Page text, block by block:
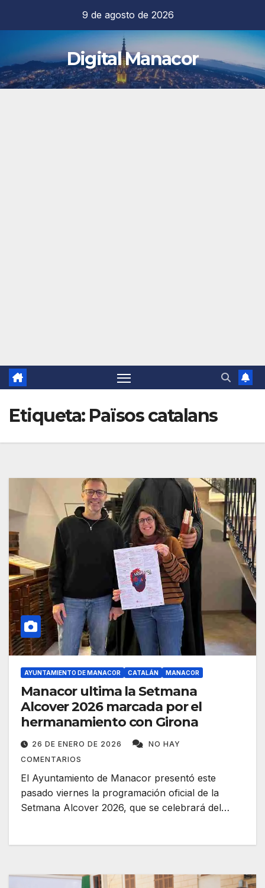
contenido
9 de agosto de 2026
Digital Manacor
Etiqueta: Països catalans
AYUNTAMIENTO DE MANACOR CATALÁN MANACOR
Manacor ultima la Setmana
Alcover 2026 marcada por el
hermanamiento con Girona
26 DE ENERO DE 2026
NO HAY
COMENTARIOS
El Ayuntamiento de Manacor presentó este
pasado viernes la programación oficial de la
Setmana Alcover 2026, que se celebrará del…